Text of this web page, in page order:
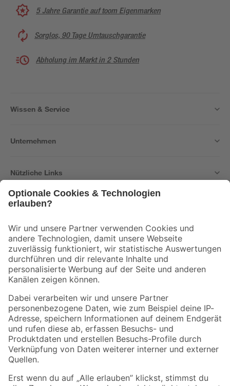
5 Jahre Garantie auf toom Eigenmarken
Sorglos, 90 Tage Umtauschgarantie
Abholung im Markt in 2 Stunden
Wissen & Service
Unternehmen
Nützliche Links
Der toom Newsletter: Keine Angebote und Aktionen mehr verpassen!
Zur Newsletter Anmeldung
Folge uns
Zahlungsarten Versandarten
Sicher einkaufen